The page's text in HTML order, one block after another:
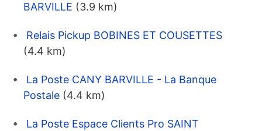
BARVILLE (3.9 km)
Relais Pickup BOBINES ET COUSETTES
(4.4 km)
La Poste CANY BARVILLE - La Banque
Postale (4.4 km)
La Poste Espace Clients Pro SAINT